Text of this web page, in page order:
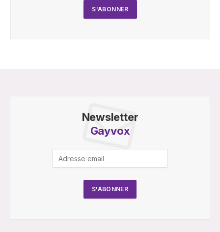
Newsletter
Gayvox